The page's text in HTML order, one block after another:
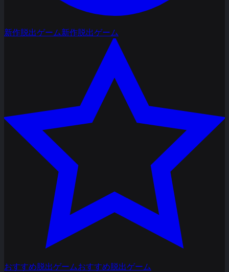
新作脱出ゲーム新作脱出ゲーム
おすすめ脱出ゲームおすすめ脱出ゲーム